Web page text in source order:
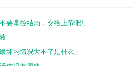
什么」
要掌控结局，交给上帝吧!」
坏的情况大不了是什么」